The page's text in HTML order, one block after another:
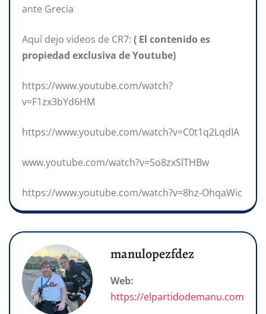
ante Grecia
Aquí dejo videos de CR7: ( El contenido es
propiedad exclusiva de Youtube)
https://www.youtube.com/watch?
v=F1zx3bYd6HM
https://www.youtube.com/watch?v=C0t1q2LqdIA
www.youtube.com/watch?v=So8zxSlTHBw
https://www.youtube.com/watch?v=8hz-OhqaWic
manulopezfdez
Web:
https://elpartidodemanu.com